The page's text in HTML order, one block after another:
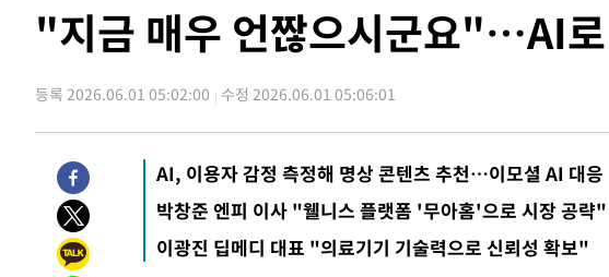
4시간 전 > [속보]뉴욕증시 상승 마감…S&P 0.6% 나스닥 1.3%↑
-28835초 전 >낮 최고 35도 '무더위'…동해안 시간당 30㎜ '강한 비'[내일날씨]
틀레티코 이적" 수도권 40도 육박 '펄펄'…동해안 일부 지역엔 호의주의보
-20801초 전 >
강릉에 시간당 81.4㎜ 물폭탄…도로 잠기고 담벼락 붕괴
-16908초 전 >
백운산서 80년근 천종산삼 9뿌리 발견…감정가 1.3억원
-14618초 전 > 선재도서 해루질 나섰다 실종 60대, 닷새 만에 숨진 채 발견
-12152초 전 >
남자 농구, 나고야 아시안게임서 '홈팀' 일본과 한일전
"지금 매우 언짢으시군요"…AI
등록 2026.06.01 05:02:00 수정 2026.06.01 05:06:01
AI, 이용자 감정 측정해 명상 콘텐츠 추천…이모셜 AI 대응
박창준 엔피 이사 "웰니스 플랫폼 '무아홈'으로 시장 공략"
이광진 딥메디 대표 "의료기기 기술력으로 신뢰성 확보"